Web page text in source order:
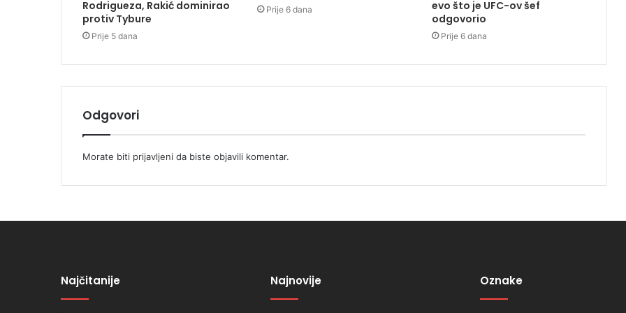
Rodrigueza, Rakić dominirao
protiv Tybure
Prije 5 dana
Prije 6 dana
evo što je UFC-ov šef
odgovorio
Prije 6 dana
Odgovori
Morate biti prijavljeni da biste objavili komentar.
Najčitanije Najnovije Oznake